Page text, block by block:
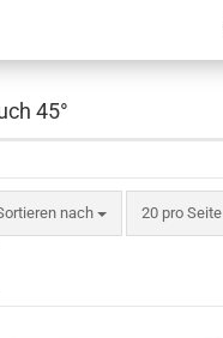
45°
nach
nach 20 pro Seite
pro Seite